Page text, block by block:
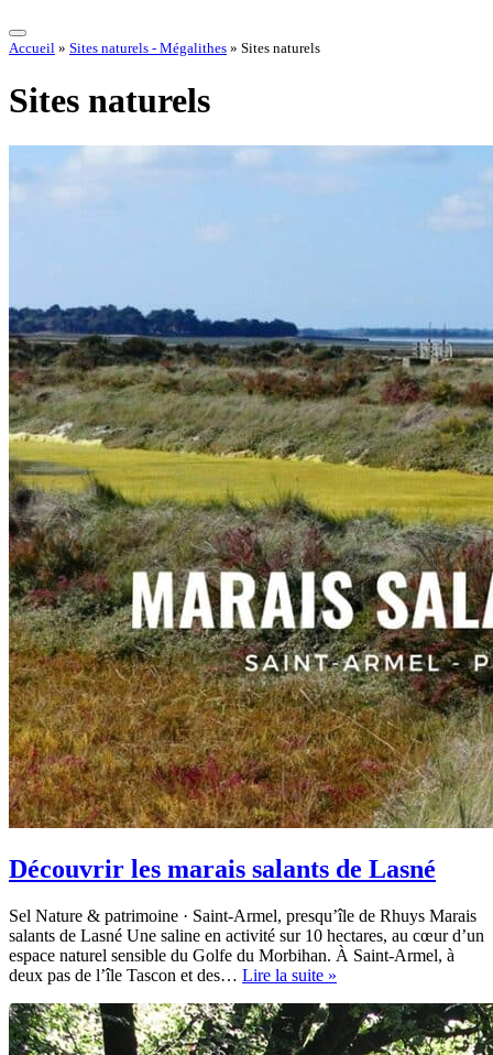
Accueil » Sites naturels - Mégalithes » Sites naturels
Sites naturels
Découvrir les marais salants de Lasné
Sel Nature & patrimoine · Saint-Armel, presqu’île de Rhuys Marais
salants de Lasné Une saline en activité sur 10 hectares, au cœur d’un
espace naturel sensible du Golfe du Morbihan. À Saint-Armel, à
deux pas de l’île Tascon et des… Lire la suite »
marais
salants